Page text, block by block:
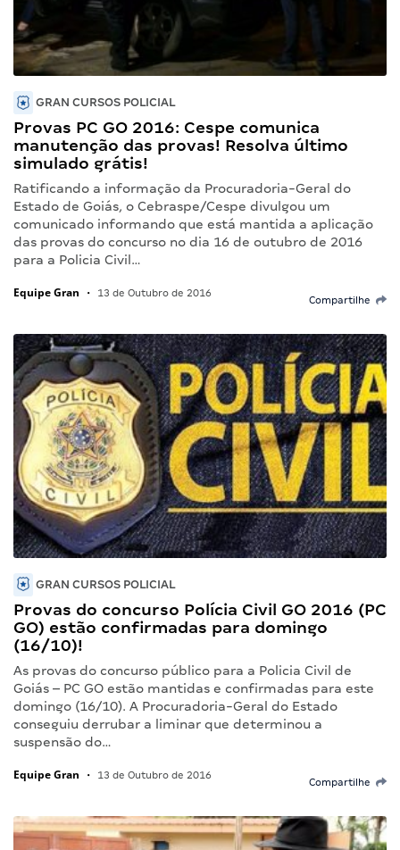
GRAN CURSOS POLICIAL
Provas PC GO 2016: Cespe comunica
manutenção das provas! Resolva último
simulado grátis!
Ratificando a informação da Procuradoria-Geral do
Estado de Goiás, o Cebraspe/Cespe divulgou um
comunicado informando que está mantida a aplicação
das provas do concurso no dia 16 de outubro de 2016
para a Policia Civil…
Equipe Gran • 13 de Outubro de 2016
Compartilhe
GRAN CURSOS POLICIAL
Provas do concurso Polícia Civil GO 2016 (PC
GO) estão confirmadas para domingo
(16/10)!
As provas do concurso público para a Policia Civil de
Goiás – PC GO estão mantidas e confirmadas para este
domingo (16/10). A Procuradoria‐Geral do Estado
conseguiu derrubar a liminar que determinou a
suspensão do…
Equipe Gran • 13 de Outubro de 2016
Compartilhe